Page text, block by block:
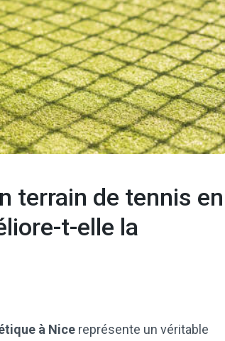
terrain de tennis en
t-elle la
à Nice représente un véritable